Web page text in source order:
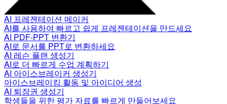
AI 프레젠테이션 메이커
AI를 사용하여 빠르고 쉽게 프레젠테이션을 만드세요
AI PDF-PPT 변환기
AI로 문서를 PPT로 변환하세요
AI 레슨 플랜 생성기
AI로 더 빠르게 수업 계획하기
AI 아이스브레이커 생성기
아이스브레이킹 활동 및 아이디어 생성
AI 퇴장권 생성기
학생들을 위한 평가 자료를 빠르게 만들어보세요